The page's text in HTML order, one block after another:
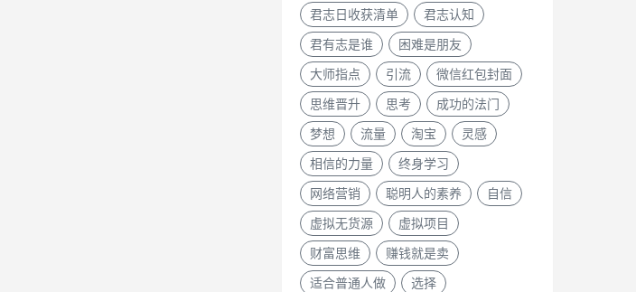
君志日收获清单 君志认知
君有志是谁 困难是朋友
大师指点 引流 微信红包封面
思维晋升 思考 成功的法门
梦想 流量 淘宝 灵感
相信的力量 终身学习
网络营销 聪明人的素养 自信
虚拟无货源 虚拟项目
财富思维 赚钱就是卖
适合普通人做 选择